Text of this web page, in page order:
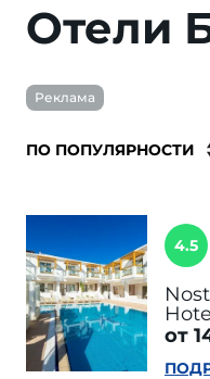
Отели
Реклама
4.5
от